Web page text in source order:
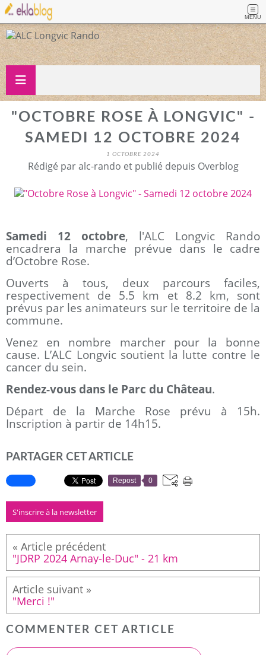
MENU
"OCTOBRE ROSE À LONGVIC" -
SAMEDI 12 OCTOBRE 2024
1 OCTOBRE 2024
Rédigé par alc-rando et publié depuis Overblog
Samedi 12 octobre, l'ALC Longvic Rando
encadrera la marche prévue dans le cadre
d’Octobre Rose.
Ouverts à tous, deux parcours faciles,
respectivement de 5.5 km et 8.2 km, sont
prévus par les animateurs sur le territoire de la
commune.
Venez en nombre marcher pour la bonne
cause. L’ALC Longvic soutient la lutte contre le
cancer du sein.
Rendez-vous dans le Parc du Château.
Départ de la Marche Rose prévu à 15h.
Inscription à partir de 14h15.
PARTAGER CET ARTICLE
Repost 0
S'inscrire à la newsletter
"JDRP 2024 Arnay-le-Duc" - 21 km
"Merci !"
COMMENTER CET ARTICLE